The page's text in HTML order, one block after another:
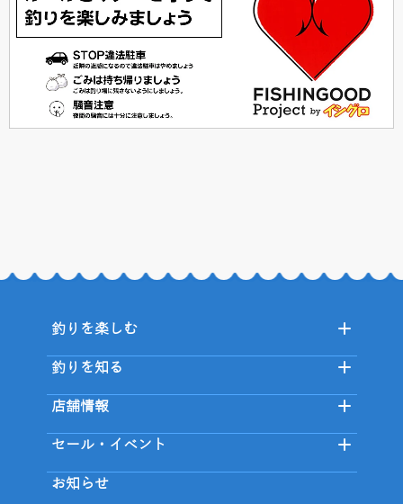
釣りを楽しむ
釣りを知る
店舗情報
セール・イベント
お知らせ